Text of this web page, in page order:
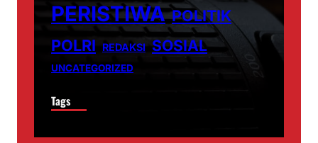
PERISTIWA POLITIK
POLRI
REDAKSI SOSIAL
UNCATEGORIZED
Tags